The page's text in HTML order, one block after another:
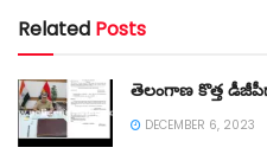
Related Posts
తెలంగాణ కొత్త
DECEMBER 6, 2023